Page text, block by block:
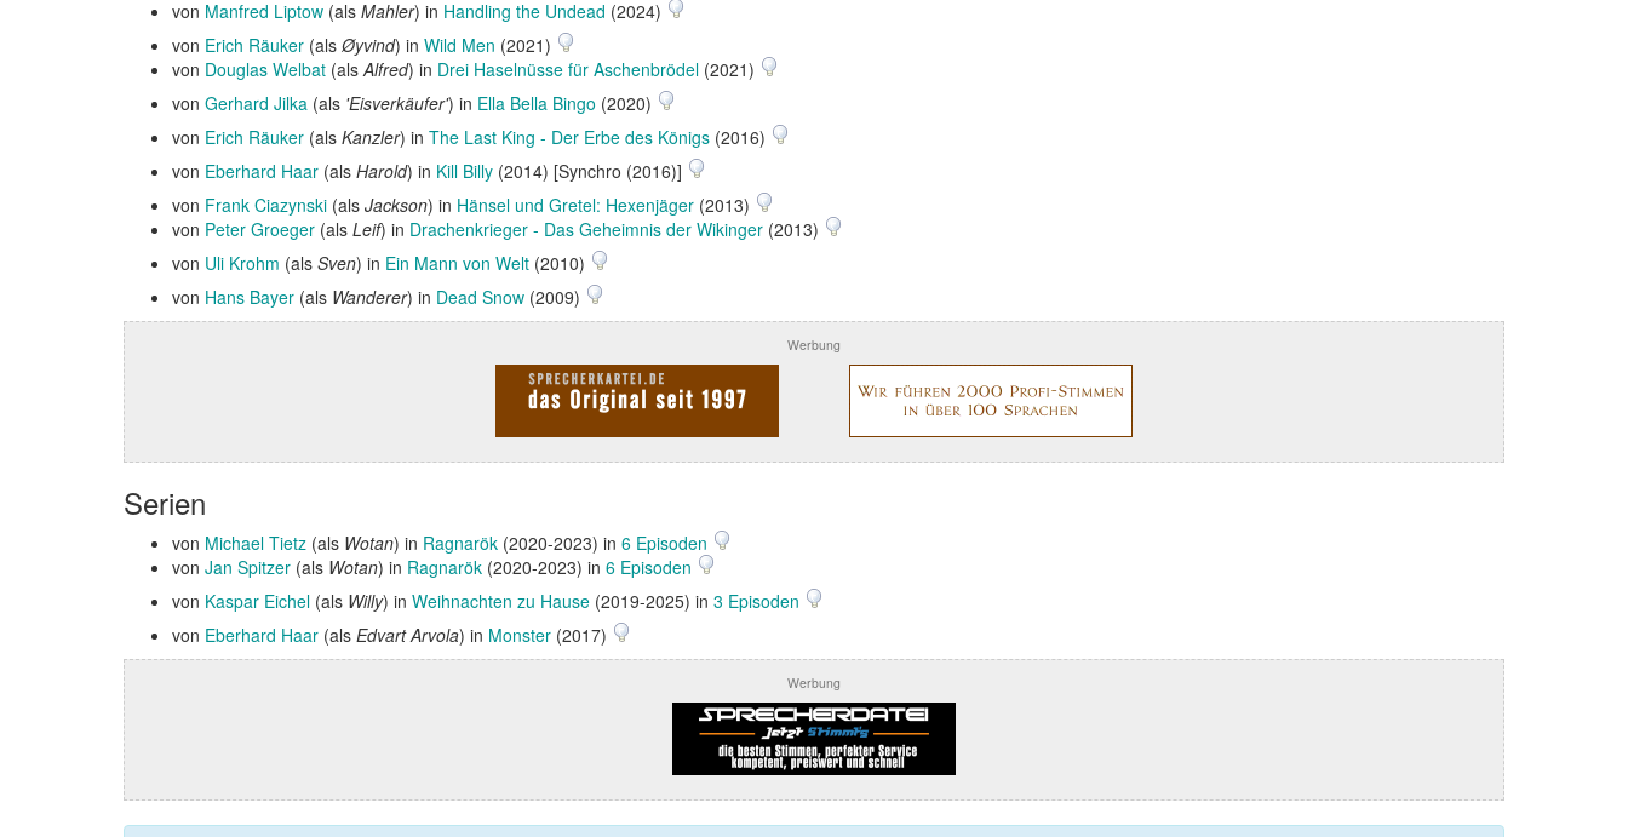
von Manfred Liptow (als Mahler) in Handling the Undead (2024)
von Erich Räuker (als Øyvind) in Wild Men (2021)
von Douglas Welbat (alsAlfred) in Drei Haselnüsse für Aschenbrödel (2021)
von Gerhard Jilka (als 'Eisverkäufer') in Ella Bella Bingo (2020)
von Erich Räuker (als Kanzler) in The Last King - Der Erbe des Königs (2016)
von Eberhard Haar (als Harold) in Kill Billy (2014) [Synchro (2016)]
von Frank Ciazynski (als Jackson) in Hänsel und Gretel: Hexenjäger (2013)
von Peter Groeger (als Leif) in Drachenkrieger - Das Geheimnis der Wikinger (2013)
von Uli Krohm (als Sven) in Ein Mann von Welt (2010)
von Hans Bayer (als Wanderer) in Dead Snow (2009)
Werbung
Serien
von Michael Tietz (als Wotan) in Ragnarök (2020-2023) in 6 Episoden
von Jan Spitzer (als Wotan) in Ragnarök (2020-2023) in 6 Episoden
von Kaspar Eichel (als Willy) in Weihnachten zu Hause (2019-2025) in 3 Episoden
von Eberhard Haar (als Edvart Arvola) in Monster (2017)
Werbung